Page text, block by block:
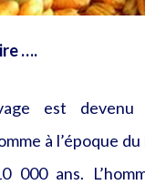
….
est
à l’époque
000 ans.